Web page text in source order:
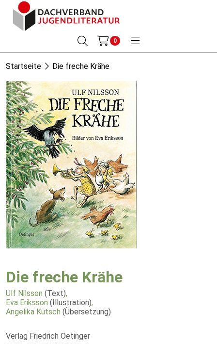
0
Startseite Die freche Krähe
Die freche Krähe
Ulf Nilsson (Text),
Eva Eriksson (Illustration),
Angelika Kutsch (Übersetzung)
Verlag Friedrich Oetinger